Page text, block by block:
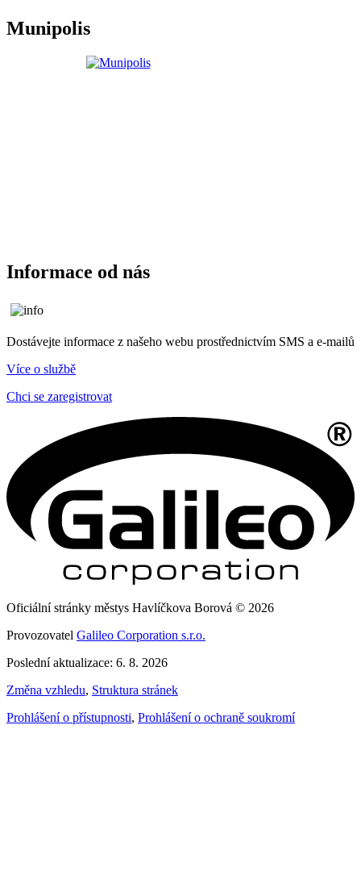
Munipolis
Informace od nás
Dostávejte informace z našeho webu prostřednictvím SMS a e-mailů
Více o službě
Chci se zaregistrovat
Oficiální stránky městys Havlíčkova Borová © 2026
Provozovatel Galileo Corporation s.r.o.
Poslední aktualizace: 6. 8. 2026
Změna vzhledu, Struktura stránek
Prohlášení o přístupnosti, Prohlášení o ochraně soukromí